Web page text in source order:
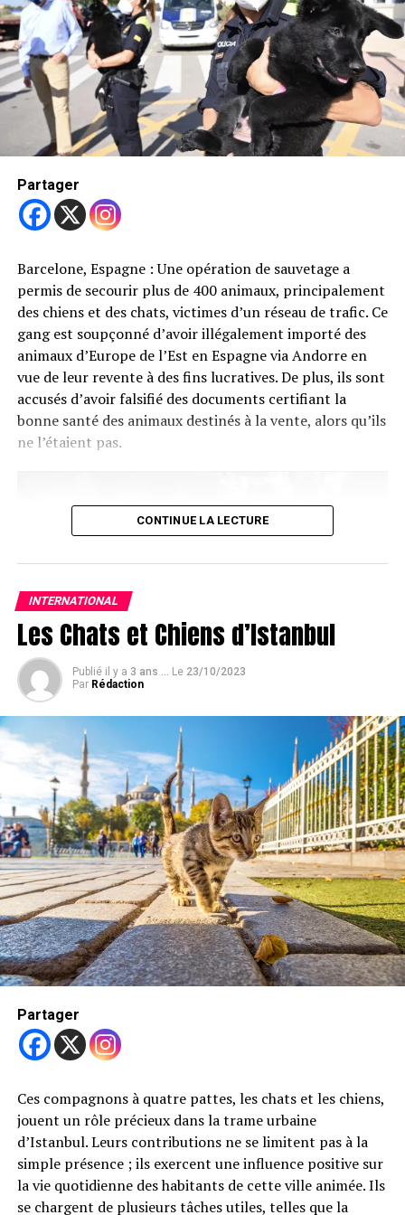
Partager
D’autres athlètes olympiques avaient suivi son exemple.
Cette vague d’adoption témoignait de la solidarité des
athlètes olympiques envers les chiens errants de Sotchi
dehors de la Russie. Les chiens qui avaient été décrits
comme potentiellement dangereux se révélaient être
des animaux amicaux et intelligents qui avaient survécu
dans des conditions difficiles.
Trending
île Thatch Caye : Un
photographe sauve un chien
Trending
Les tiques en Australie :
Risques de paralysie
mortelle
En 2023, le concours a attiré un nombre
impressionnant de candidatures, avec un total de 1440
inscriptions provenant de plus de 50 pays, notamment
l’Australie, le Canada, la Chine et l’Allemagne. Les Dog
Photography Awards continuent de célébrer la beauté
photographie, offrant une visibilité et une
reconnaissance bien méritées aux photographes
talentueux du monde entier.
Portrait et Paysage1er et 2ème prix
Action1er et 2ème prix
Partager
Barcelone, Espagne : Une opération de sauvetage a
permis de secourir plus de 400 animaux, principalement
des chiens et des chats, victimes d’un réseau de trafic. Ce
gang est soupçonné d’avoir illégalement importé des
animaux d’Europe de l’Est en Espagne via Andorre en
vue de leur revente à des fins lucratives. De plus, ils sont
accusés d’avoir falsifié des documents certifiant la
bonne santé des animaux destinés à la vente, alors qu’ils
ne l’étaient pas.
Lors de 12 perquisitions menées dans des animaleries,
des fermes et des cliniques vétérinaires, la police a
découvert un total de 357 chiens et 51 chats. Cette
organisation criminelle était dirigée par Efrén A., un
chef de 36 ans, qui opérait à Barcelone, Madrid,
Andorre, ainsi qu’en Europe de l’Est, notamment en
Bulgarie, en Slovaquie et en Hongrie.
constatations de manquements lors d’inspections
administratives menées par les techniciens du Service de
Protection des Animaux de la Mairie de Barcelone et de
la Police Urbaine. Ces inspections avaient eu lieu dans un
établissement de vente d’animaux situé au centre de
CONTINUE LA LECTURE
INTERNATIONAL
Les Chats et Chiens d’Istanbul
Publié il y a 3 ans ... Le 23/10/2023
Par Rédaction
Partager
Ces compagnons à quatre pattes, les chats et les chiens,
jouent un rôle précieux dans la trame urbaine
d’Istanbul. Leurs contributions ne se limitent pas à la
simple présence ; ils exercent une influence positive sur
la vie quotidienne des habitants de cette ville animée. Ils
se chargent de plusieurs tâches utiles, telles que la